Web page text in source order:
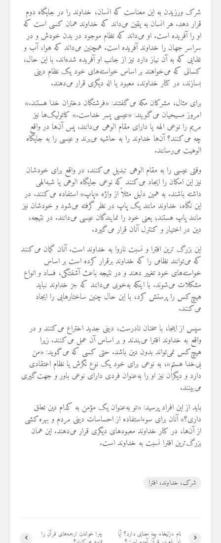
شرک ورزیدن به این معناست که انسان، خداوند را در جایگاه دوم
قرار دهد. هر انسان به یقین می‌داند که خداوند همان کسی است که
او را آفریده است. او می‌داند که نظام موجود در بدن خودش و در
سراسر جهان را خداوند آفریده است. همچنین می‌داند که هوا، آب و
غذایی که به آن نیاز دارد نیز از جانب او آفریده شده‌اند. با این حال،
کسانی که می‌خواهند بر اساس خواسته‌های خود یک نظام دینی
بسازند، در کنار خداوند، معبود یا اله دیگری قرار می‌دهند.
برای مثال، مشرکان مکه می‌گفتند: «فرشتگان دختران خدا هستند.»
امروز مسیحیان می‌گویند: «عیسی پسر خداست.» کاتولیک‌ها نیز
مریم را نوعی الهه یا دارای مقام الوهی می‌دانند. پس آن‌ها در واقع
چه می‌کنند؟ آن‌ها خداوند را به حاشیه می‌برند و عیسی را به جایگاه
الوهیت می‌رسانند.
وقتی عیسی را به مقام الوهی تبدیل می‌کنند، در واقع برای خودشان
نیز این امکان را ایجاد می‌کنند که نوعی جایگاه الوهی یا شبه‌الهی
داشته باشند. به همین دلیل مثلاً از واژه «پاپ» استفاده می‌کنند. در
این نگاه، خداوند مانند یک پاپ در نظر گرفته می‌شود و خودشان نیز
مانند پاپ هستند؛ یعنی خود را نمایندگان عیسی می‌دانند. در نتیجه،
دین در اختیار و کنترل آنان قرار می‌گیرد.
این بزرگ‌ ترین افترا و نسبت ناروا به خداوند است. آنان گمان می‌کنند
که می‌توانند نظامی را که خداوند برقرار کرده است بر اساس
خواسته‌های خود تغییر دهند و در نتیجه باعث آشفتگی، فساد و انواع
مشکلات می‌شوند. با اینکه به‌خوبی می‌دانند که جز خداوند نباید
هیچ‌کس را پرستش کرد، با این حال چنین ساختارهایی را ایجاد
می‌کنند.
سپس از اینجا، با سخنان نادرست، دینی جدید اختراع می‌کنند و در
واقع به خداوند افترا می‌بندند و بر اساس آن عمل می‌کنند. زیرا
هیچ‌کس نمی‌تواند بدون دین باشد. حتی کسی که می‌گوید: «من
بی‌خدا هستم»، به نوعی برای خود یک نوع نگرش یا نظام اعتقادی
دارد و دیگران نیز او را به‌عنوان فردی دارای نوعی باور و جهت‌گیری
می‌بینند.
باید از این افراد پرسید: «تو به‌عنوان یک مؤمن به کدام دین تعلق
داری؟» آنان برای سوءاستفاده از احساسات دینی مردم و بهره‌کشی
از آن‌ها، در کنار خداوند معبودهای دیگری قرار می‌دهند. این همان
بزرگ‌ترین افترا نسبت به خداوند است.
شرک، خداوند، افترا
چرا خواندن ترجمه‌های قرآن را نام «زلیخا» چه معنایی دارد؟ آیا
شوهرم به سراغ زن دیگری
رفته، اما مرا طلاق
نمی‌دهد. چه باید کرد؟
19 جولای 2026
22 نمایش ها
آیا اگر مسلمانی فردی
غیرمسلمان را بکشد، حکم
قصاص درباره او اجرا
می‌شود؟
19 جولای 2026
36 نمایش ها
دیوار،
آینده داشت؟
24 نمایش ها
منظور از